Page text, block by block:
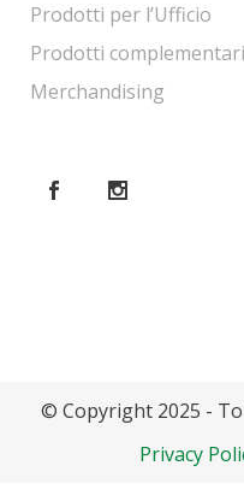
Prodotti per l’Ufficio
Prodotti complementari
Merchandising
© Copyright 2025 -
Privacy